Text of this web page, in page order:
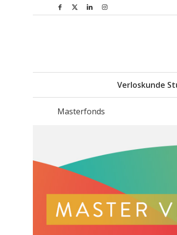
Verloskunde
Masterfonds